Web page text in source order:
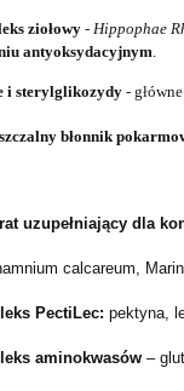
ziołowy- Hippophae
antyoksydacyjnym
i sterylglikozydy -
błonnik
uzupełniający dla
calcareum,
PectiLec: pektyna,
aminokwasów –